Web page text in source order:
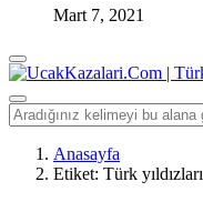
Mart 7, 2021
Anasayfa
Etiket: Türk yıldızları